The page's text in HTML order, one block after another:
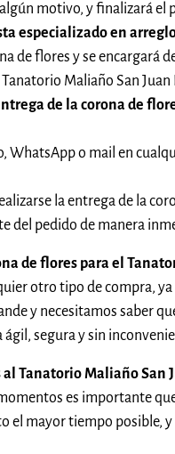
motivo, y finalizará el
especializado en
de flores y se encargará
Maliaño San
de la corona de
WhatsApp o mail en
la entrega de la
del pedido de manera
de flores para el
otro tipo de compra, ya
y necesitamos saber
ágil, segura y sin
al Tanatorio Maliaño San
es importante
el mayor tiempo posible,